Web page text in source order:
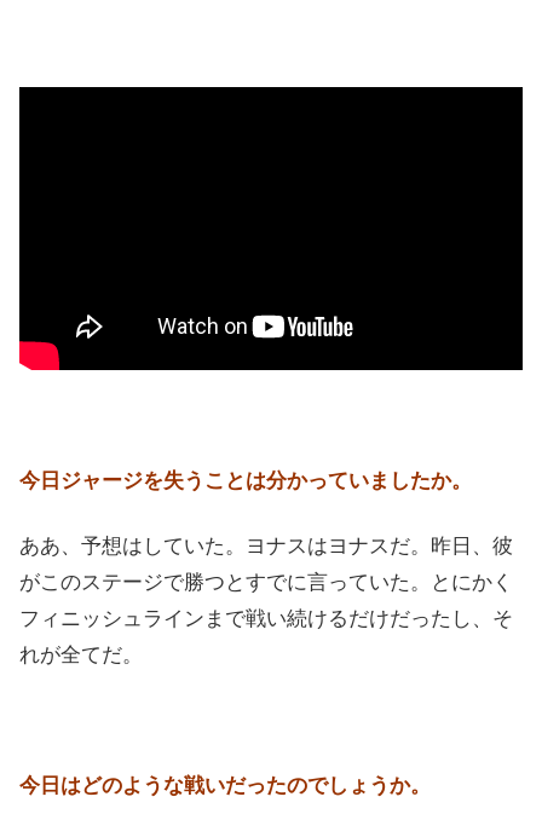
今日ジャージを失うことは分かっていましたか。
ああ、予想はしていた。ヨナスはヨナスだ。昨日、彼
がこのステージで勝つとすでに言っていた。とにかく
フィニッシュラインまで戦い続けるだけだったし、そ
れが全てだ。
今日はどのような戦いだったのでしょうか。